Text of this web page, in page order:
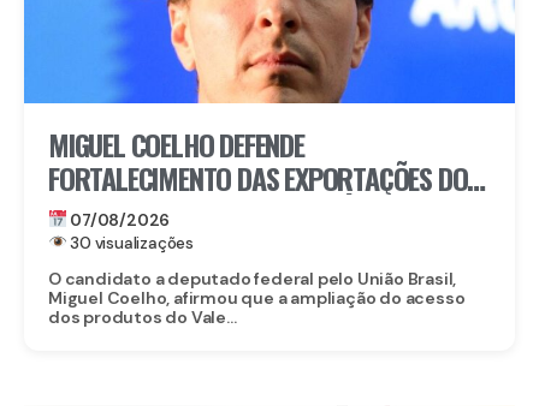
MIGUEL COELHO DEFENDE
FORTALECIMENTO DAS EXPORTAÇÕES DO
VALE DO SÃO FRANCISCO APÓS ABERTURA
DO MERCADO CHINÊS
07/08/2026
30 visualizações
O candidato a deputado federal pelo União Brasil,
Miguel Coelho, afirmou que a ampliação do acesso
dos produtos do Vale...